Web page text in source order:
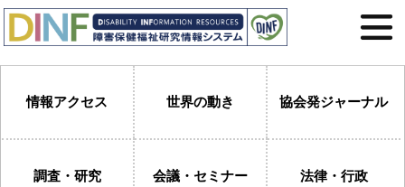
情報アクセス 世界の動き 協会発ジャーナル
調査・研究 会議・セミナー 法律・行政